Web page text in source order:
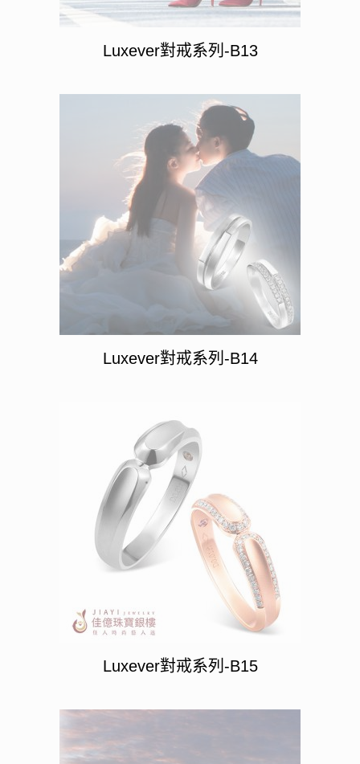
Luxever對戒系列-B13
Luxever對戒系列-B14
Luxever對戒系列-B15